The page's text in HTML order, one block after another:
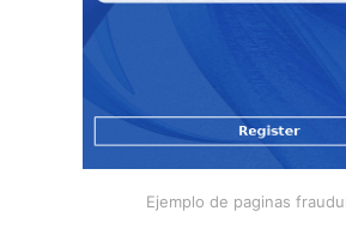
Ejemplo de paginas